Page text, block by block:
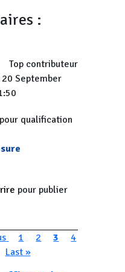
:
Top contributeur
September
qualification
pour publier
Page
1 Page
2 Page courante
3 Page
4
Dernière page
Last »